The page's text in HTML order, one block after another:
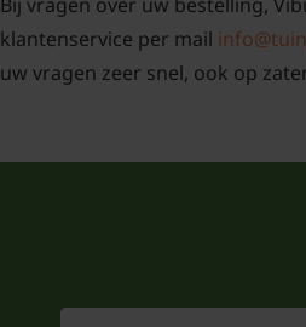
klantenservice per mail
uw vragen zeer snel, ook op